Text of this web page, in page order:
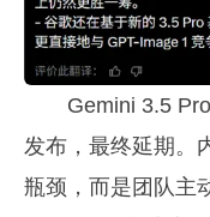
Gemini 3.5
发布，最终延期。
瓶颈，而是团队主